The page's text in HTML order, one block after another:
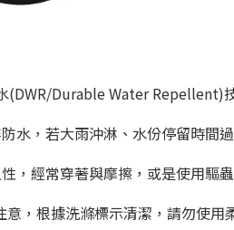
(DWR/Durable Water Repellent)
水，若大雨沖淋、水份停留時間
，經常穿著與摩擦，或是使用驅
意，根據洗滌標示清潔，請勿使用